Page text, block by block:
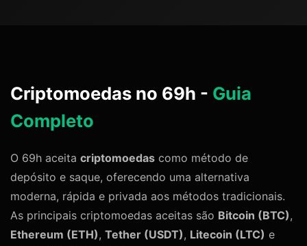
Criptomoedas no 69h - Guia
Completo
O 69h aceita criptomoedas como método de
depósito e saque, oferecendo uma alternativa
moderna, rápida e privada aos métodos tradicionais.
As principais criptomoedas aceitas são Bitcoin (BTC),
Ethereum (ETH), Tether (USDT), Litecoin (LTC) e